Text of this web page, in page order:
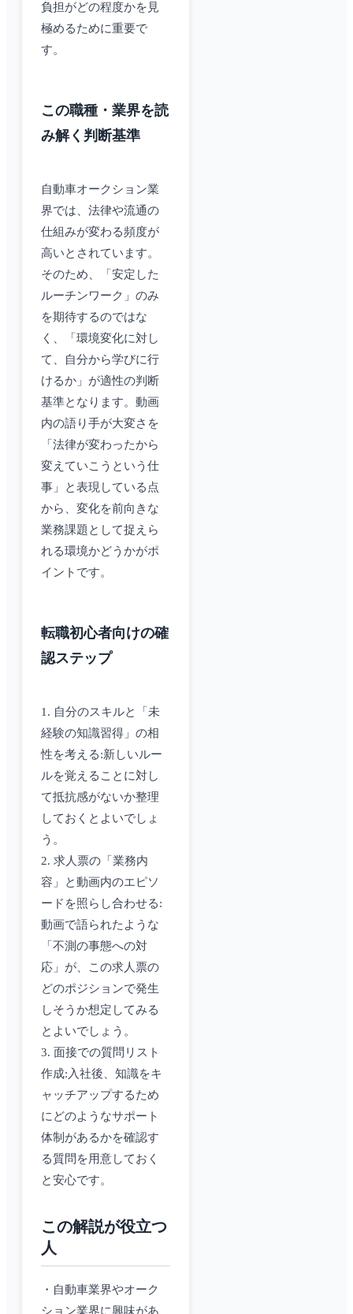
負担がどの程度かを見
極めるために重要で
す。
この職種・業界を読
み解く判断基準
自動車オークション業
界では、法律や流通の
仕組みが変わる頻度が
高いとされています。
そのため、「安定した
ルーチンワーク」のみ
を期待するのではな
く、「環境変化に対し
て、自分から学びに行
けるか」が適性の判断
基準となります。動画
内の語り手が大変さを
「法律が変わったから
変えていこうという仕
事」と表現している点
から、変化を前向きな
業務課題として捉えら
れる環境かどうかがポ
イントです。
転職初心者向けの確
認ステップ
1. 自分のスキルと「未
経験の知識習得」の相
性を考える:新しいルー
ルを覚えることに対し
て抵抗感がないか整理
しておくとよいでしょ
う。
2. 求人票の「業務内
容」と動画内のエピソ
ードを照らし合わせる:
動画で語られたような
「不測の事態への対
応」が、この求人票の
どのポジションで発生
しそうか想定してみる
とよいでしょう。
3. 面接での質問リスト
作成:入社後、知識をキ
ャッチアップするため
にどのようなサポート
体制があるかを確認す
る質問を用意しておく
と安心です。
この解説が役立つ
人
・自動車業界やオーク
ション業界に興味があ